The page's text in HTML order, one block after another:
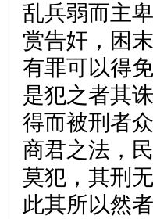
乱兵弱而主
赏告奸，困
有罪可以得
是犯之者其
得而被刑者
商君之法，
莫犯，其刑
此其所以然